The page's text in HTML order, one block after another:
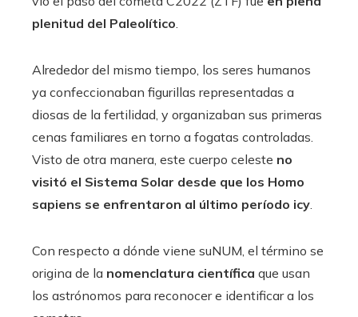
plenitud del Paleolítico.
Alrededor del mismo tiempo, los seres humanos
ya confeccionaban figurillas representadas a
diosas de la fertilidad, y organizaban sus primeras
cenas familiares en torno a fogatas controladas.
Visto de otra manera, este cuerpo celeste no
visitó el Sistema Solar desde que los Homo
sapiens se enfrentaron al último período icy.
Con respecto a dónde viene suNUM, el término se
origina de la nomenclatura científica que usan
los astrónomos para reconocer e identificar a los